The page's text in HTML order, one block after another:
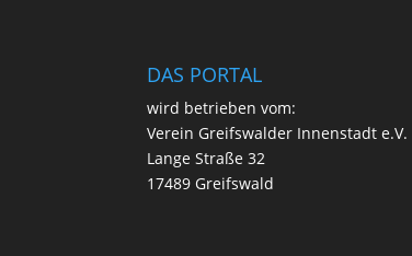
DAS PORTAL
wird betrie­ben vom:
Ver­ein Greifs­wal­der Innen­stadt e.V.
Lan­ge Stra­ße 32
17489 Greifswald